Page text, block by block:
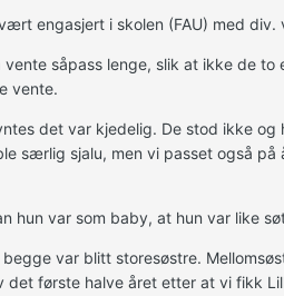
engasjert i skolen (FAU) med div.
såpass lenge, slik at ikke de to
vente.
det var kjedelig. De stod ikke
særlig sjalu, men vi passet også på
hun var som baby, at hun var like
var blitt storesøstre.
første halve året etter at vi fikk